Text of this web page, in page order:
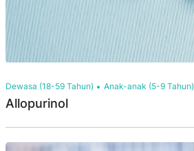
Dewasa (18-59 Tahun) Anak-anak (5-9 Tahun)
Allopurinol